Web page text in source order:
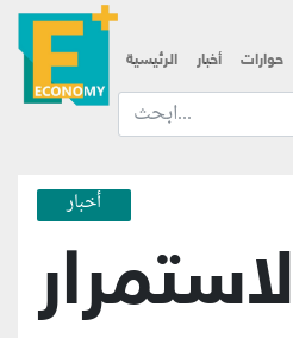
الرئيسية أخبار حوارات
ابحث عن... :
أخبار